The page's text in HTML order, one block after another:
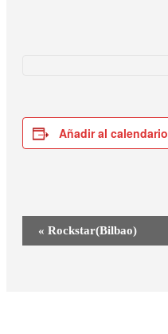
Añadir al calendario
Navegación
« Rockstar(Bilbao)